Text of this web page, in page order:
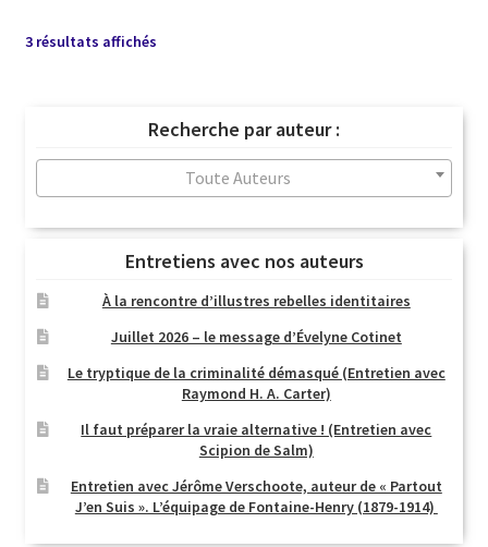
3 résultats affichésTrié
au
plus
ancien
Recherche par auteur :
Toute Auteurs
Entretiens avec nos auteurs
À la rencontre d’illustres rebelles identitaires
Juillet 2026 – le message d’Évelyne Cotinet
Le tryptique de la criminalité démasqué (Entretien avec
Raymond H. A. Carter)
Il faut préparer la vraie alternative ! (Entretien avec
Scipion de Salm)
Entretien avec Jérôme Verschoote, auteur de « Partout
J’en Suis ». L’équipage de Fontaine-Henry (1879-1914)